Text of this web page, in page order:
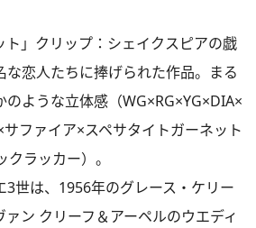
ト」クリップ：シェイクスピアの戯
な恋人たちに捧げられた作品。まる
ような立体感（WG×RG×YG×DIA×
ファイア×スペサタイトガーネット
ラッカー）。
世は、1956年のグレース・ケリー
ン クリーフ＆アーペルのウエディ